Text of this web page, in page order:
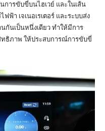
การขับขี่บนไฮเวย์ และในเส้น
ฟ้า เจเนอเรเตอร์ และระบบส่ง
กันเป็นหนึ่งเดียว ทำให้มีการ
ทธิภาพ ให้ประสบการณ์การขับขี่